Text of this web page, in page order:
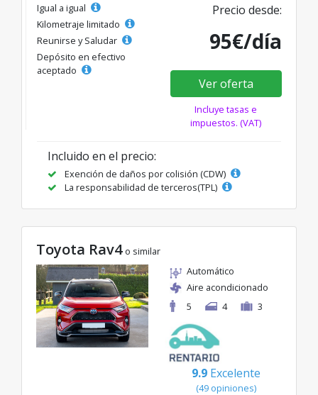
Igual a igual
Kilometraje limitado
Reunirse y Saludar
Depósito en efectivo
aceptado
Precio desde:
95€/día
Ver oferta
Incluye tasas e
impuestos. (VAT)
Incluido en el precio:
Exención de daños por colisión (CDW)
La responsabilidad de terceros(TPL)
Toyota Rav4 o similar
Automático
Aire acondicionado
5
4 3
9.9 Excelente
(49 opiniones)